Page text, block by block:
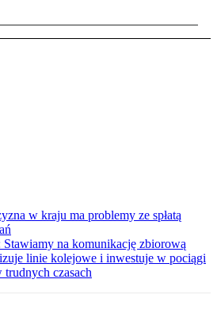
w kraju ma problemy ze spłatą
Stawiamy na komunikację zbiorową
linie kolejowe i inwestuje w pociągi
czasach